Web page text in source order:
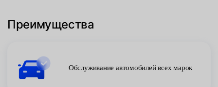
Преимущества
Обслуживание автомобилей всех марок